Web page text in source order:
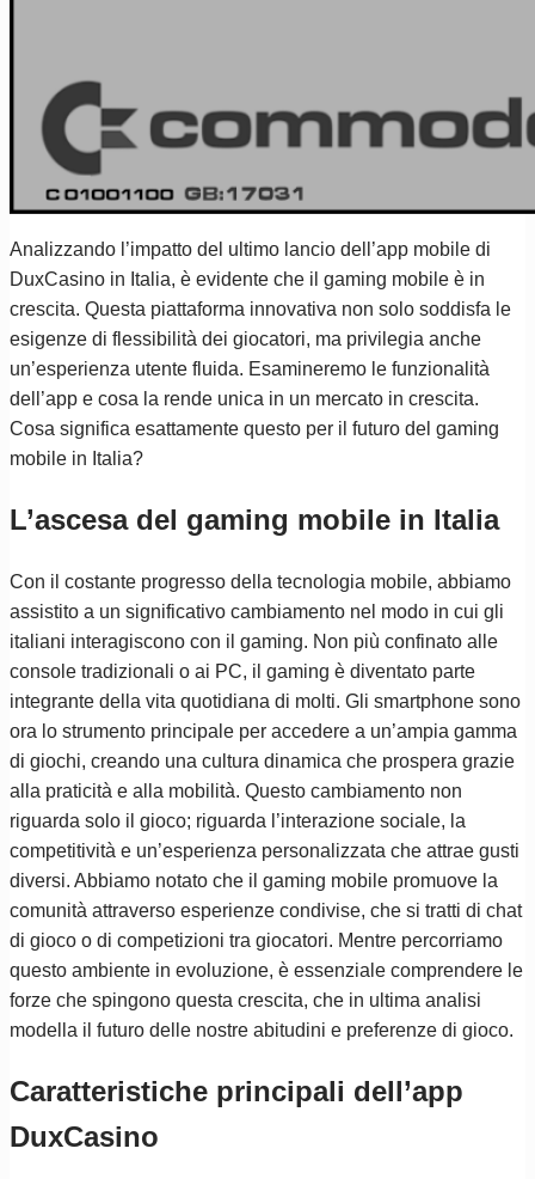
Analizzando l’impatto del ultimo lancio dell’app mobile di
DuxCasino in Italia, è evidente che il gaming mobile è in
crescita. Questa piattaforma innovativa non solo soddisfa le
esigenze di flessibilità dei giocatori, ma privilegia anche
un’esperienza utente fluida. Esamineremo le funzionalità
dell’app e cosa la rende unica in un mercato in crescita.
Cosa significa esattamente questo per il futuro del gaming
mobile in Italia?
L’ascesa del gaming mobile in Italia
Con il costante progresso della tecnologia mobile, abbiamo
assistito a un significativo cambiamento nel modo in cui gli
italiani interagiscono con il gaming. Non più confinato alle
console tradizionali o ai PC, il gaming è diventato parte
integrante della vita quotidiana di molti. Gli smartphone sono
ora lo strumento principale per accedere a un’ampia gamma
di giochi, creando una cultura dinamica che prospera grazie
alla praticità e alla mobilità. Questo cambiamento non
riguarda solo il gioco; riguarda l’interazione sociale, la
competitività e un’esperienza personalizzata che attrae gusti
diversi. Abbiamo notato che il gaming mobile promuove la
comunità attraverso esperienze condivise, che si tratti di chat
di gioco o di competizioni tra giocatori. Mentre percorriamo
questo ambiente in evoluzione, è essenziale comprendere le
forze che spingono questa crescita, che in ultima analisi
modella il futuro delle nostre abitudini e preferenze di gioco.
Caratteristiche principali dell’app
DuxCasino